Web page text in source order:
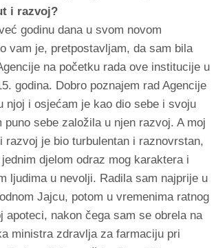
i razvoj?
godinu dana u svom novom
vam je, pretpostavljam, da sam bila
na početku rada ove institucije u
godina. Dobro poznajem rad Agencije
njoj i osjećam je kao dio sebe i svoju
puno sebe založila u njen razvoj. A moj
razvoj je bio turbulentan i raznovrstan,
djelom odraz mog karaktera i
ljudima u nevolji. Radila sam najprije u
Jajcu, potom u vremenima ratnog
apoteci, nakon čega sam se obrela na
ministra zdravlja za farmaciju pri